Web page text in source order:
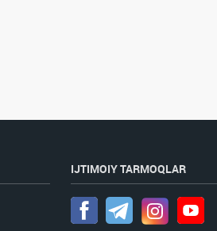
IJTIMOIY TARMOQLAR